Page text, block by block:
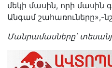
մեկի մասին, որի մասին
Անգամ շահառուները»,-
Մանրամասները՝